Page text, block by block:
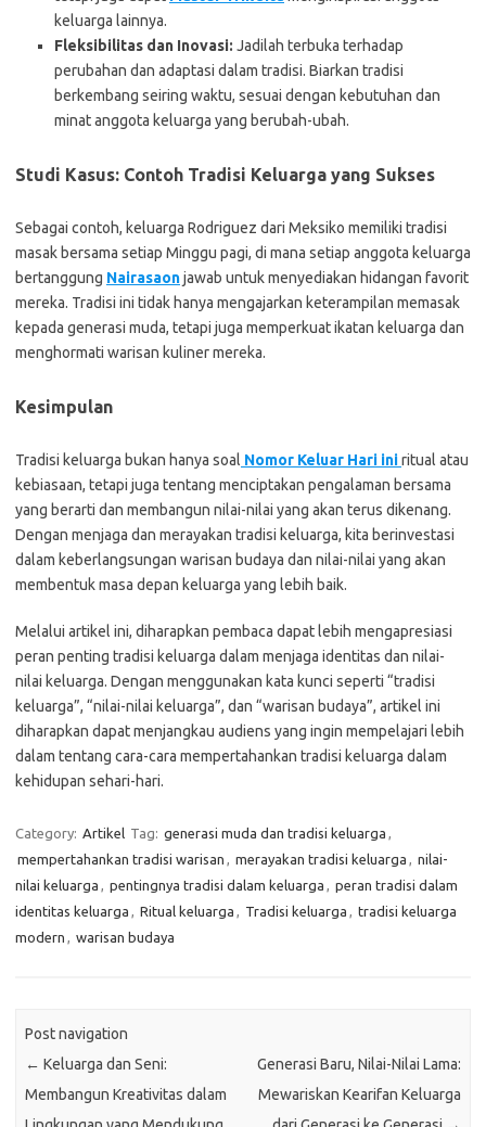
keluarga lainnya.
Fleksibilitas dan Inovasi: Jadilah terbuka terhadap
perubahan dan adaptasi dalam tradisi. Biarkan tradisi
berkembang seiring waktu, sesuai dengan kebutuhan dan
minat anggota keluarga yang berubah-ubah.
Studi Kasus: Contoh Tradisi Keluarga yang Sukses
Sebagai contoh, keluarga Rodriguez dari Meksiko memiliki tradisi
masak bersama setiap Minggu pagi, di mana setiap anggota keluarga
bertanggung Nairasaonjawab untuk menyediakan hidangan favorit
mereka. Tradisi ini tidak hanya mengajarkan keterampilan memasak
kepada generasi muda, tetapi juga memperkuat ikatan keluarga dan
menghormati warisan kuliner mereka.
Kesimpulan
Tradisi keluarga bukan hanya soal Nomor Keluar Hari iniritual atau
kebiasaan, tetapi juga tentang menciptakan pengalaman bersama
yang berarti dan membangun nilai-nilai yang akan terus dikenang.
Dengan menjaga dan merayakan tradisi keluarga, kita berinvestasi
dalam keberlangsungan warisan budaya dan nilai-nilai yang akan
membentuk masa depan keluarga yang lebih baik.
Melalui artikel ini, diharapkan pembaca dapat lebih mengapresiasi
peran penting tradisi keluarga dalam menjaga identitas dan nilai-
nilai keluarga. Dengan menggunakan kata kunci seperti “tradisi
keluarga”, “nilai-nilai keluarga”, dan “warisan budaya”, artikel ini
diharapkan dapat menjangkau audiens yang ingin mempelajari lebih
dalam tentang cara-cara mempertahankan tradisi keluarga dalam
kehidupan sehari-hari.
Category: Artikel Tag: generasi muda dan tradisi keluarga ,
mempertahankan tradisi warisan , merayakan tradisi keluarga , nilai-
nilai keluarga , pentingnya tradisi dalam keluarga , peran tradisi dalam
identitas keluarga , Ritual keluarga , Tradisi keluarga , tradisi keluarga
modern , warisan budaya
Post navigation
← Keluarga dan Seni:
Membangun Kreativitas dalam
Generasi Baru, Nilai-Nilai Lama:
Mewariskan Kearifan Keluarga